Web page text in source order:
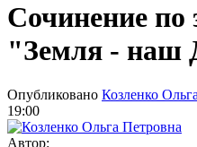
Сочинение по
"Земля - наш
Опубликовано Козленко
19:00
Автор: